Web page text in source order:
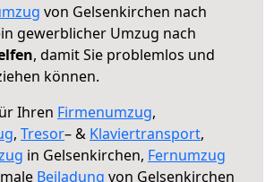
von Gelsenkirchen nach
gewerblicher Umzug nach
, damit Sie problemlos und
können.
Ihren Firmenumzug,
, Tresor– & Klaviertransport,
in Gelsenkirchen, Fernumzug
Beiladung von Gelsenkirchen